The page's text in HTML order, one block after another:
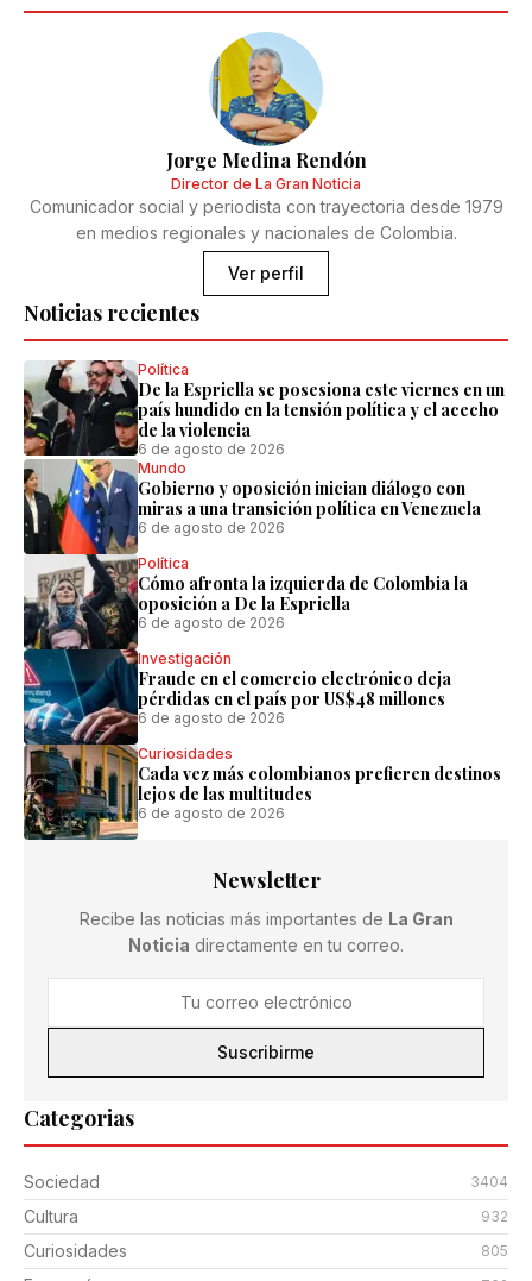
Noticias recientes
Política
De la Espriella se posesiona este viernes en un
país hundido en la tensión política y el acecho
de la violencia
6 de agosto de 2026
Mundo
Gobierno y oposición inician diálogo con
miras a una transición política en Venezuela
6 de agosto de 2026
Política
Cómo afronta la izquierda de Colombia la
oposición a De la Espriella
6 de agosto de 2026
Investigación
Fraude en el comercio electrónico deja
pérdidas en el país por US$48 millones
6 de agosto de 2026
Curiosidades
Cada vez más colombianos prefieren destinos
lejos de las multitudes
6 de agosto de 2026
Jorge Medina Rendón
Director de La Gran Noticia
Comunicador social y periodista con trayectoria desde 1979
en medios regionales y nacionales de Colombia.
Ver perfil
Categorias
Sociedad 3404
Cultura 932
Curiosidades 805
Newsletter
Recibe las noticias más importantes de La Gran
Noticia directamente en tu correo.
Suscribirme